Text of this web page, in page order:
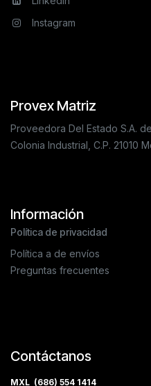
Instagram
Provex Matriz
Proveedora Del Estado S.A.
Colonia Industrial, C.P. 21010
Información
Política de privacidad
Política a de envíos
Preguntas frecuentes
Contáctanos
MXL (686) 554 1414